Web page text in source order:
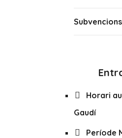
Subvencions
Horari
Gaudí
Període